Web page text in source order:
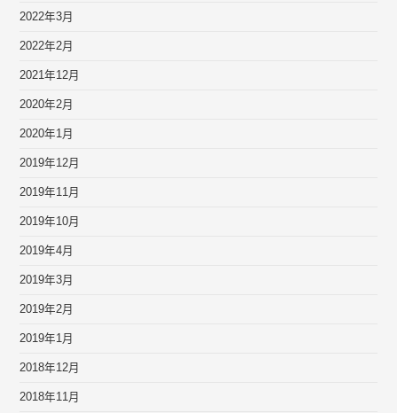
2022年3月
2022年2月
2021年12月
2020年2月
2020年1月
2019年12月
2019年11月
2019年10月
2019年4月
2019年3月
2019年2月
2019年1月
2018年12月
2018年11月